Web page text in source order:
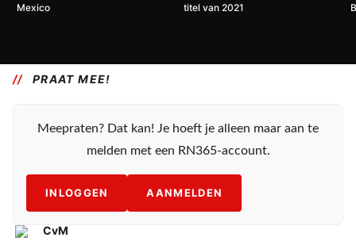
Mexico
titel van 2021
PRAAT MEE!
Meepraten? Dat kan! Je hoeft je alleen maar aan te
melden met een RN365-account.
INLOGGEN AANMELDEN
CvM